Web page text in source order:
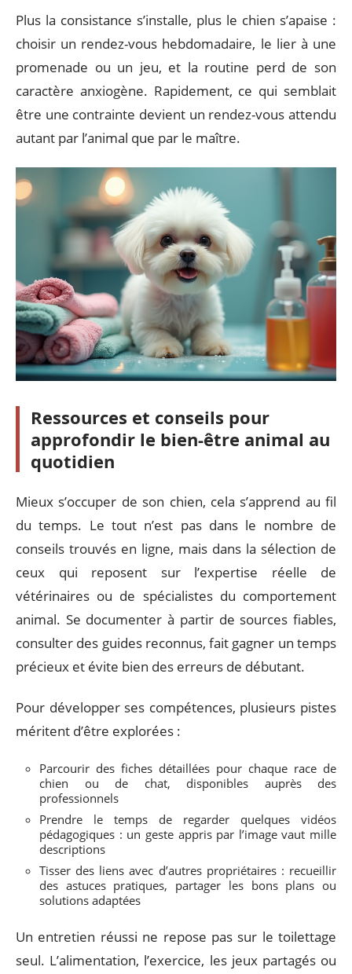
Plus la consistance s’installe, plus le chien s’apaise :
choisir un rendez-vous hebdomadaire, le lier à une
promenade ou un jeu, et la routine perd de son
caractère anxiogène. Rapidement, ce qui semblait
être une contrainte devient un rendez-vous attendu
autant par l’animal que par le maître.
Ressources et conseils pour
approfondir le bien-être animal au
quotidien
Mieux s’occuper de son chien, cela s’apprend au fil
du temps. Le tout n’est pas dans le nombre de
conseils trouvés en ligne, mais dans la sélection de
ceux qui reposent sur l’expertise réelle de
vétérinaires ou de spécialistes du comportement
animal. Se documenter à partir de sources fiables,
consulter des guides reconnus, fait gagner un temps
précieux et évite bien des erreurs de débutant.
Pour développer ses compétences, plusieurs pistes
méritent d’être explorées :
Parcourir des fiches détaillées pour chaque race de
chien ou de chat, disponibles auprès des
professionnels
Prendre le temps de regarder quelques vidéos
pédagogiques : un geste appris par l’image vaut mille
descriptions
Tisser des liens avec d’autres propriétaires : recueillir
des astuces pratiques, partager les bons plans ou
solutions adaptées
Un entretien réussi ne repose pas sur le toilettage
seul. L’alimentation, l’exercice, les jeux partagés ou